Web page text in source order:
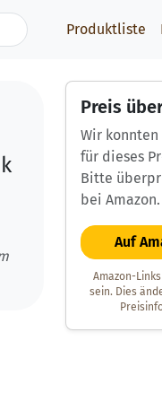
Produktliste
Preis
Wir
für dieses
Bitte
bei Amazon.
Auf
Amazon-
sein. Dies